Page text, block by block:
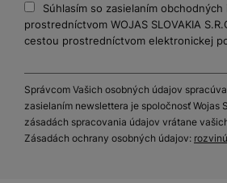
Súhlasím so zasielaním
prostredníctvom WOJAS SLOVAKIA
cestou prostredníctvom elektronickej
Správcom Vašich osobných údajov
zasielaním newslettera je spoločnosť Wojas
zásadách spracovania údajov vrátane
Zásadách ochrany osobných údajov: